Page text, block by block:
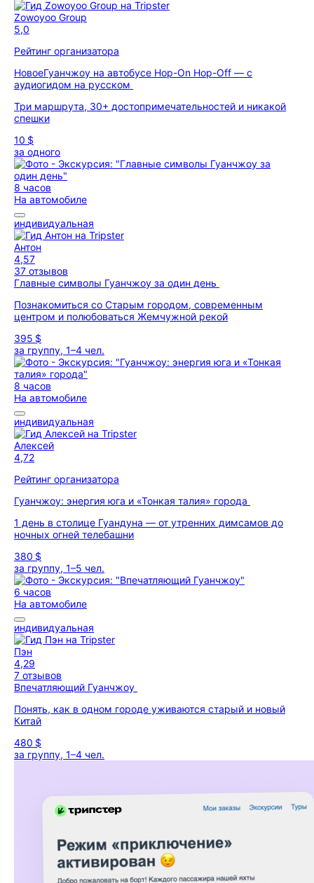
Zowoyoo Group
5,0
Рейтинг организатора
НовоеГуанчжоу на автобусе Hop-On Hop-Off — с
аудиогидом на русском
Три маршрута, 30+ достопримечательностей и никакой
спешки
10 $
за одного
8 часов
На автомобиле
индивидуальная
Антон
4,57
37 отзывов
Главные символы Гуанчжоу за один день
Познакомиться со Старым городом, современным
центром и полюбоваться Жемчужной рекой
395 $
за группу, 1–4 чел.
8 часов
На автомобиле
индивидуальная
Алексей
4,72
Рейтинг организатора
Гуанчжоу: энергия юга и «Тонкая талия» города
1 день в столице Гуандуна — от утренних димсамов до
ночных огней телебашни
380 $
за группу, 1–5 чел.
6 часов
На автомобиле
индивидуальная
Пэн
4,29
7 отзывов
Впечатляющий Гуанчжоу
Понять, как в одном городе уживаются старый и новый
Китай
480 $
за группу, 1–4 чел.